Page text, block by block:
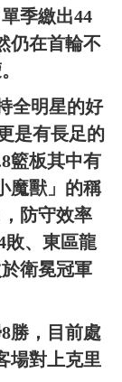
季繳出44
仍在首輪不
全明星的好
是有長足的
籃板其中有
魔獸」的稱
防守效率
敗、東區龍
衛冕冠軍
勝，目前處
場對上克里